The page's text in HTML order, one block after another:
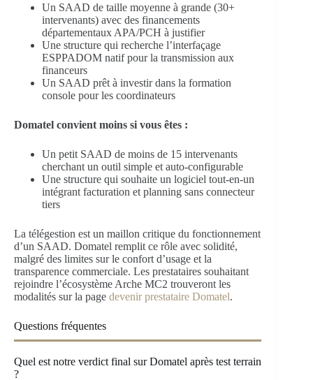
Un SAAD de taille moyenne à grande (30+
intervenants) avec des financements
départementaux APA/PCH à justifier
Une structure qui recherche l’interfaçage
ESPPADOM natif pour la transmission aux
financeurs
Un SAAD prêt à investir dans la formation
console pour les coordinateurs
Domatel convient moins si vous êtes :
Un petit SAAD de moins de 15 intervenants
cherchant un outil simple et auto-configurable
Une structure qui souhaite un logiciel tout-en-un
intégrant facturation et planning sans connecteur
tiers
La télégestion est un maillon critique du fonctionnement
d’un SAAD. Domatel remplit ce rôle avec solidité,
malgré des limites sur le confort d’usage et la
transparence commerciale. Les prestataires souhaitant
rejoindre l’écosystème Arche MC2 trouveront les
modalités sur la page devenir prestataire Domatel.
Questions fréquentes
Quel est notre verdict final sur Domatel après test terrain
?